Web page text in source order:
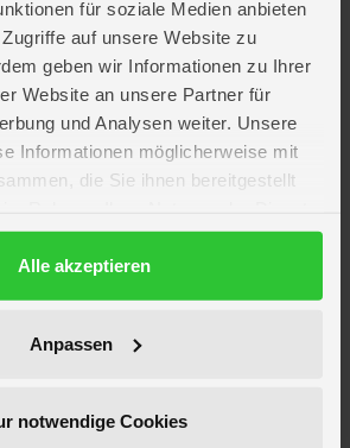
für soziale Medien anbieten
auf unsere Website zu
geben wir Informationen zu Ihrer
Website an unsere Partner für
und Analysen weiter. Unsere
Informationen möglicherweise mit
die Sie ihnen bereitgestellt
Alle akzeptieren
Anpassen
notwendige Cookies
Angebot mehr verpassen
anmelden & Vorteile sichern
Anmelden
Gutscheine & Gewinnspiele
Neuheiten, Trends & Angebote
auf Facebook